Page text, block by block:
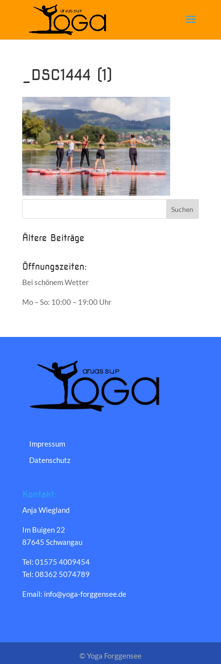
_DSC1444 (1)
Ältere Beiträge
Öffnungszeiten:
Bei schönem Wetter
Mo – So: 10:00 – 19:00 Uhr
Impressum
Datenschutz
Kontakt:
Anja Wiegland
Im Buigen 22
87645 Schwangau
Tel: 01575 4009454
Tel: 08362 5074789
Email: info@yoga-forggensee.de
© Yoga Forggensee